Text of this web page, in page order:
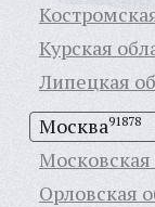
Курская
Липецкая
Москва91878
Московская
Орловская